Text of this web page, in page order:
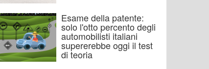
Esame della patente:
solo l'otto percento degli
automobilisti italiani
supererebbe oggi il test
di teoria